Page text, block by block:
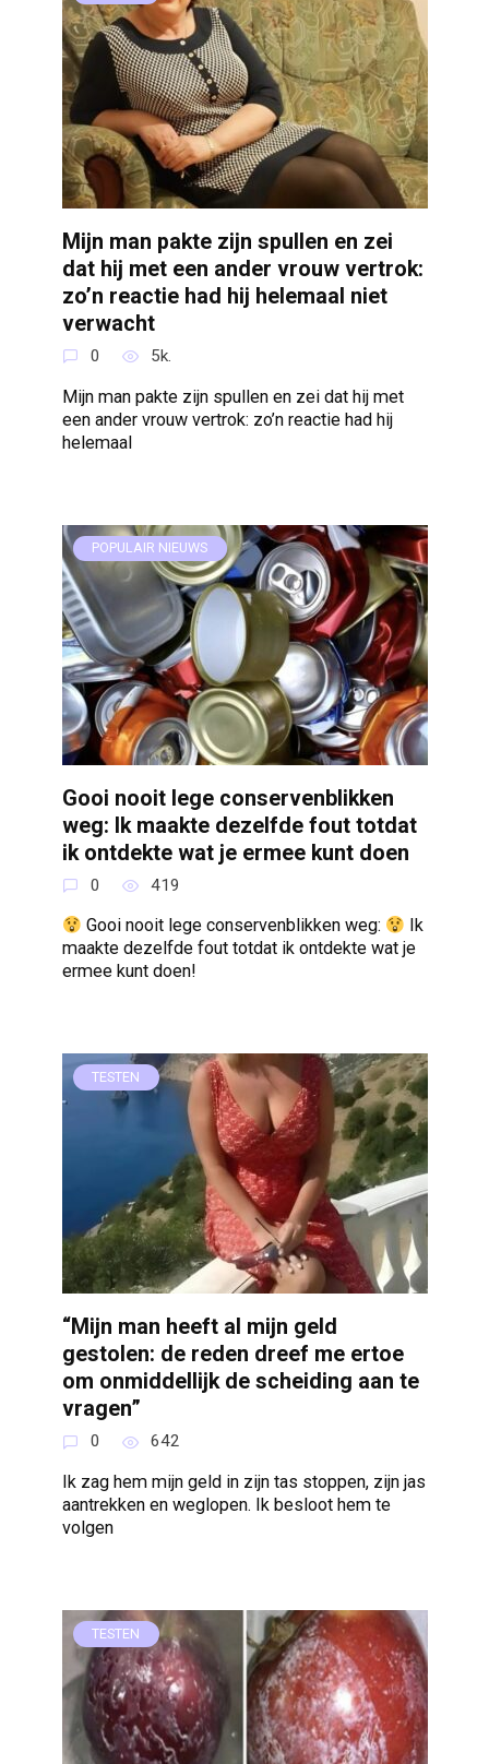
Mijn man pakte zijn spullen en zei
dat hij met een ander vrouw vertrok:
zo’n reactie had hij helemaal niet
verwacht
0 5k.
Mijn man pakte zijn spullen en zei dat hij met
een ander vrouw vertrok: zo’n reactie had hij
helemaal
POPULAIR NIEUWS
Gooi nooit lege conservenblikken
weg: Ik maakte dezelfde fout totdat
ik ontdekte wat je ermee kunt doen
0 419
Gooi nooit lege conservenblikken weg:
Ik
maakte dezelfde fout totdat ik ontdekte wat je
ermee kunt doen!
TESTEN
“Mijn man heeft al mijn geld
gestolen: de reden dreef me ertoe
om onmiddellijk de scheiding aan te
vragen”
0 642
Ik zag hem mijn geld in zijn tas stoppen, zijn jas
aantrekken en weglopen. Ik besloot hem te
volgen
TESTEN